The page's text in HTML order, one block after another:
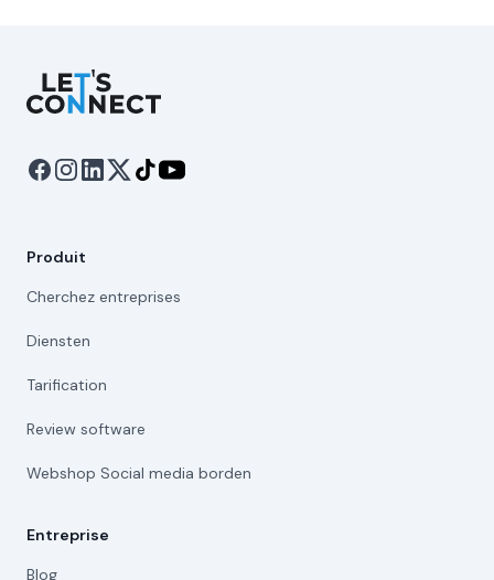
Let's Connect
Produit
Cherchez entreprises
Diensten
Tarification
Review software
Webshop Social media borden
Entreprise
Blog